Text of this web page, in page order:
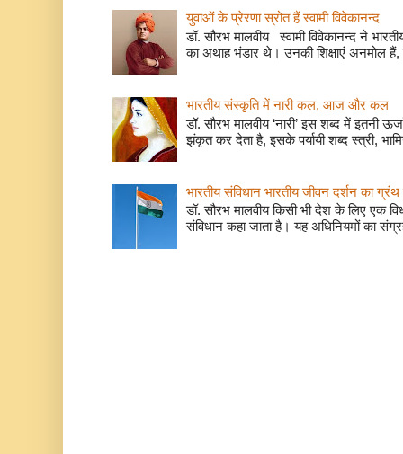
युवाओं के प्रेरणा स्रोत हैं स्वामी विवेकानन्द
डॉ. सौरभ मालवीय स्वामी विवेकानन्द ने
का अथाह भंडार थे। उनकी शिक्षाएं अनमोल हैं,
भारतीय संस्कृति में नारी कल, आज और कल
डॉ. सौरभ मालवीय ‘नारी’ इस शब्द में इतनी
झंकृत कर देता है, इसके पर्यायी शब्द स्त्री,
भारतीय संविधान भारतीय जीवन दर्शन का ग्रंथ
डॉ. सौरभ मालवीय किसी भी देश के लिए एक
संविधान कहा जाता है। यह अधिनियमों का